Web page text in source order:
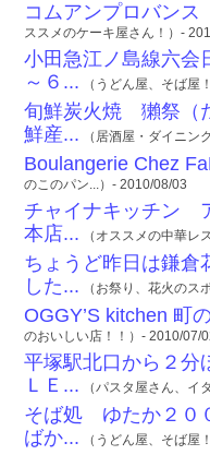
コムアンプロバンス
ススメのケーキ屋さん！）-
小田急江ノ島線六会
～６... （うどん屋、そば屋
旬鮮炭火焼 獺祭（
鮮産... （居酒屋・ダイニン
Boulangerie Chez
のこのパン...）- 2010/08/03
チャイナキッチン
本店... （オススメの中華レ
ちょうど昨日は鎌倉
した... （お祭り、花火のス
OGGY’S kitchen 町
のおいしい店！！）- 2010/07/
平塚駅北口から２
ＬＥ... （パスタ屋さん、イ
そば処 ゆたか２０
ばか... （うどん屋、そば屋